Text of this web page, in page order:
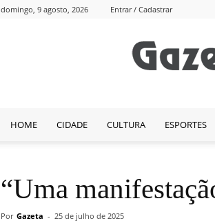
domingo, 9 agosto, 2026 Entrar / Cadastrar
HOME CIDADE CULTURA ESPORTES
“Uma
Por Gazeta - 25 de julho de 2025